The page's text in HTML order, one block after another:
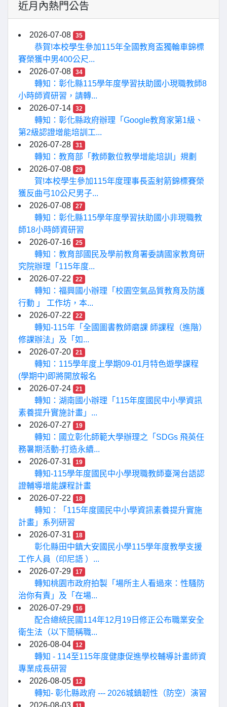
近月內熱門公告
2026-07-08 35
恭賀!本校學生參加115年全國教育盃獨輪車錦標
賽榮獲中男400公尺...
2026-07-08
34
轉知：彰化縣115學年度學習扶助國小現職教師8
小時師資研習，請轉...
2026-07-14
32
轉知：彰化縣政府辦理「Google教育家第1級、
第2級認證增能培訓工...
2026-07-28
31
轉知：教育部「教師數位教學增能培訓」規劃
2026-07-08
29
賀!本校學生參加115年度理事長盃射箭錦標賽榮
獲反曲弓10公尺男子...
2026-07-08
27
轉知：彰化縣115學年度學習扶助國小非現職教
師18小時師資研習
2026-07-16
25
轉知：教育部國民及學前教育署委請國家教育研
究院辦理「115年度...
2026-07-22
22
轉知：福興國小辦理「校園空氣品質教育及防護
行動 」 工作坊，本...
2026-07-22
22
轉知-115年「全國圖書教師磨課 師課程（進階）
修課辦法」及「如...
2026-07-20
21
轉知：115學年度上學期09-01月特色遊學課程
(學期中)即將開放報名
2026-07-24
21
轉知：湖南國小辦理「115年度國民中小學資訊
素養提升實施計畫」...
2026-07-27
19
轉知：國立彰化師範大學辦理之「SDGs 飛英任
務暑期活動-打造永續...
2026-07-31
19
轉知-115學年度國民中小學現職教師臺灣台語認
證輔導增能課程計畫
2026-07-22
18
轉知：「115年度國民中小學資訊素養提升實施
計畫」系列研習
2026-07-31
18
彰化縣田中鎮大安國民小學115學年度教學支援
工作人員（印尼語 ）...
2026-07-29
17
轉知桃園市政府拍製「場所主人看過來：性騷防
治你有責」及「在場...
2026-07-29
16
配合總統民國114年12月19日修正公布職業安全
衛生法（以下簡稱職...
2026-08-04
12
轉知 - 114至115年度健康促進學校輔導計畫師資
專業成長研習
2026-08-05
12
轉知- 彰化縣政府 --- 2026城鎮韌性（防空）演習
2026-08-03